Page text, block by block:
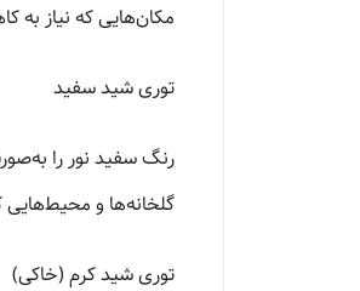
مکان‌هایی که نیاز به
توری شید سفید
رنگ سفید نور را
گلخانه‌ها و محیط‌هایی
توری شید کرم (خاکی)